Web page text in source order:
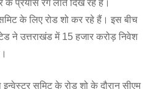
के प्रयास रंग लाते दिख रहे हैं।
के लिए रोड शो कर रहे हैं। इस बीच
ने उत्तराखंड में 15 हजार करोड़ निवेश
इन्वेस्टर समिट के रोड शो के दौरान सीएम